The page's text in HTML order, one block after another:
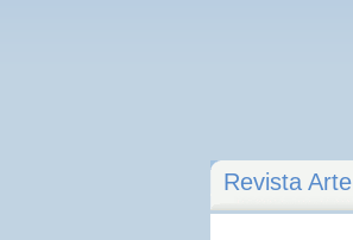
Revista Arte